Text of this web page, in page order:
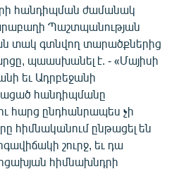
հանդիպման ժամանակ
Պաշտպանության
տակ գտնվող տարածքներից
պաասխանել է. - «Մայիսի
եւ Ադրբեջանի
հանդիպմանը
հարց ընդհանրապես չի
հիմնականում ընթացել են
շուրջ, եւ դա
հիմնախնդրի